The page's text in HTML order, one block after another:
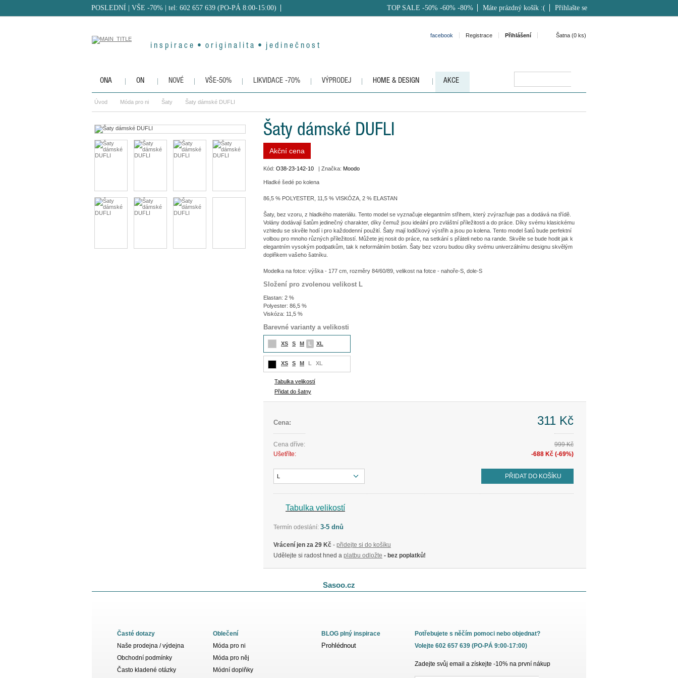
i n s p i r a c e • o r i g i n a l i t a • j e d i n e č n o s t
POSLEDNÍ | VŠE -70%| tel: 602 657 639 (PO-PÁ 8:00-15:00) TOP SALE -50% -60% -80% Máte prázdný košík :( Přihlašte se
facebook Registrace Přihlášení Šatna (0 ks)
ONA ON NOVÉ VŠE-50% LIKVIDACE -70% VÝPRODEJ HOME & DESIGN AKCE
Úvod Móda pro ni Šaty Šaty dámské DUFLI
Šaty dámské DUFLI
Akční cena
Kód: O38-23-142-10 | Značka: Moodo
Hladké šedé po kolena
86,5 % POLYESTER, 11,5 % VISKÓZA, 2 % ELASTAN
Šaty, bez vzoru, z hladkého materiálu. Tento model se vyznačuje elegantním střihem, který zvýrazňuje pas a dodává na třídě.
Volány dodávají šatům jedinečný charakter, díky čemuž jsou ideální pro zvláštní příležitosti a do práce. Díky svému klasickému
vzhledu se skvěle hodí i pro každodenní použití. Šaty mají lodičkový výstřih a jsou po kolena. Tento model šatů bude perfektní
volbou pro mnoho různých příležitostí. Můžete jej nosit do práce, na setkání s přáteli nebo na rande. Skvěle se bude hodit jak k
elegantním vysokým podpatkům, tak k neformálním botám. Šaty bez vzoru budou díky svému univerzálnímu designu skvělým
doplňkem vašeho šatníku.
Modelka na fotce: výška - 177 cm, rozměry 84/60/89, velikost na fotce - nahoře-S, dole-S
Složení pro zvolenou velikost L
Elastan: 2 %
Polyester: 86,5 %
Viskóza: 11,5 %
Barevné varianty a velikosti
XS S M L XL
XS S M L XL
Tabulka velikostí
Přidat do šatny
Cena: 311 Kč
Cena dříve:
999 Kč
Ušetříte:
-688 Kč (-69%)
L PŘIDAT DO KOŠÍKU
Tabulka velikostí
Termín odeslání: 3-5 dnů
Vrácení jen za 29 Kč - přidejte si do košíku
Udělejte si radost hned a platbu odložte - bez poplatků!
Sasoo.cz
Časté dotazy
Naše prodejna / výdejna
Obchodní podmínky
Často kladené otázky
Oblečení
Móda pro ni
Móda pro něj
Módní doplňky
BLOG plný inspirace
Prohlédnout
Potřebujete s něčím pomoci nebo objednat?
Volejte 602 657 639 (PO-PÁ 9:00-17:00)
Zadejte svůj email a získejte -10% na první nákup